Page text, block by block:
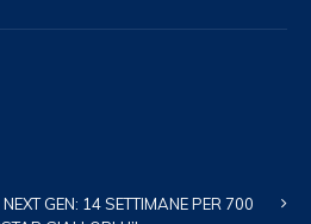
GEN: 14 SETTIMANE PER 700